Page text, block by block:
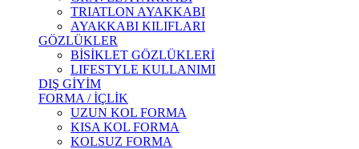
TRIATLON AYAKKABI
AYAKKABI KILIFLARI
GÖZLÜKLER
BİSİKLET GÖZLÜKLERİ
LIFESTYLE KULLANIMI
DIŞ GİYİM
FORMA / İÇLİK
UZUN KOL FORMA
KISA KOL FORMA
KOLSUZ FORMA